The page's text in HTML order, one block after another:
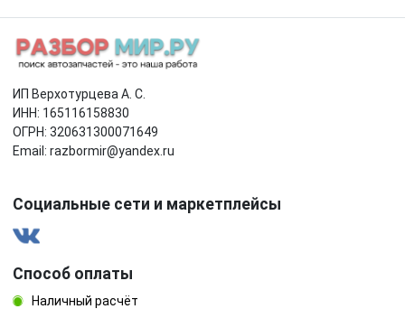
ИП Верхотурцева А. С.
ИНН: 165116158830
ОГРН: 320631300071649
Email: razbormir@yandex.ru
Социальные сети и маркетплейсы
Способ оплаты
Наличный расчёт